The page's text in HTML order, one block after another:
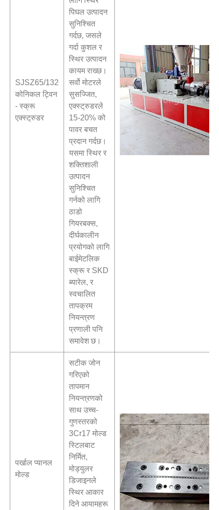
SJSZ65/132
कोनिकल ट्विन
- स्क्रू
एक्स्ट्रुडर
पिघल उत्पादन
सुनिश्चित
गर्दछ, जसले
गर्दा कुशल र
स्थिर उत्पादन
कायम राख्छ।
सर्वो मोटरले
सुसज्जित,
एक्स्ट्रुडरले
15-20% को
पावर बचत
प्रदान गर्दछ।
यसमा स्थिर र
शक्तिशाली
उत्पादन
सुनिश्चित
गर्नको लागि
ठाडो
गियरबक्स,
दीर्घकालीन
प्रयोगको लागि
बाईमेटलिक
स्क्रू र SKD
ब्यारेल, र
स्वचालित
तापक्रम
नियन्त्रण
प्रणाली पनि
समावेश छ।
पर्खाल प्यानल
मोल्ड
सटीक जोन
गरिएको
तापमान
नियन्त्रणको
साथ उच्च-
गुणस्तरको
3Cr17 मोल्ड
स्टिलबाट
निर्मित,
मोड्युलर
डिजाइनले
स्थिर आकार
दिने आयामहरू